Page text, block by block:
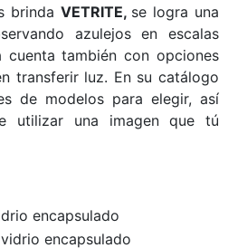
brinda VETRITE, se logra una
azulejos en escalas
cuenta también con opciones
transferir luz. En su catálogo
de modelos para elegir, así
utilizar una imagen que tú